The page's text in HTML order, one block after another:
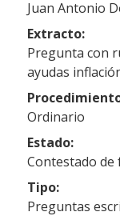
Juan Antonio
Extracto:
Pregunta con
ayudas
Ordinario
Estado:
Contestado de
Tipo:
Preguntas